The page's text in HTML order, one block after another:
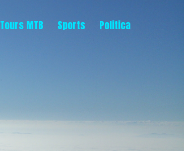
Tours MTB Sports Politica